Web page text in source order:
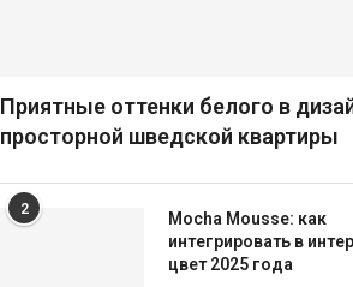
Приятные оттенки белого в
просторной шведской квартиры
2
Mocha Mousse: как
интегрировать в
цвет 2025 года